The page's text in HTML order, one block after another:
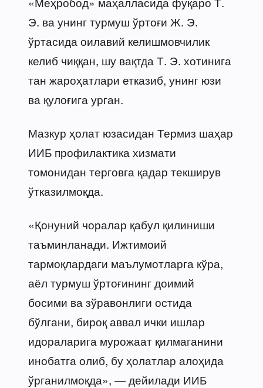
Э. ва унинг турмуш ўртоғи Ж. Э.
ўртасида оилавий келишмовчилик
келиб чиққан, шу вақтда Т. Э. хотинига
тан жароҳатлари етказиб, унинг юзи
ва қулоғига урган.
Мазкур ҳолат юзасидан Термиз шаҳар
ИИБ профилактика хизмати
томонидан терговга қадар текширув
ўтказилмоқда.
«Қонуний чоралар қабул қилиниши
таъминланади. Ижтимоий
тармоқлардаги маълумотларга кўра,
аёл турмуш ўртоғининг доимий
босими ва зўравонлиги остида
бўлгани, бироқ аввал ички ишлар
идораларига мурожаат қилмаганини
инобатга олиб, бу ҳолатлар алоҳида
ўрганилмоқда», — дейилади ИИБ